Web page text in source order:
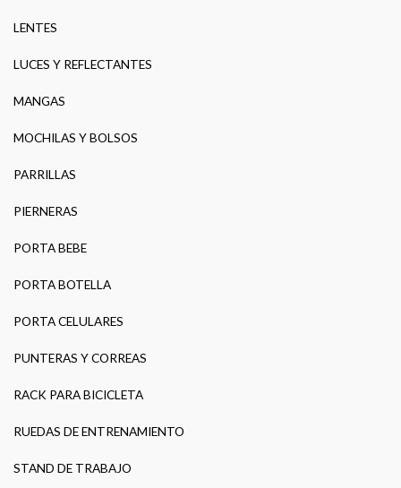
LENTES
LUCES Y REFLECTANTES
MANGAS
MOCHILAS Y BOLSOS
PARRILLAS
PIERNERAS
PORTA BEBE
PORTA BOTELLA
PORTA CELULARES
PUNTERAS Y CORREAS
RACK PARA BICICLETA
RUEDAS DE ENTRENAMIENTO
STAND DE TRABAJO